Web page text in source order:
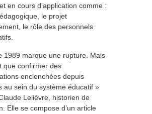
en cours d’application comme :
le projet
le rôle des personnels
1989 marque une rupture. Mais
que confirmer des
enclenchées depuis
au sein du système éducatif »
Lelièvre, historien de
Elle se compose d’un article